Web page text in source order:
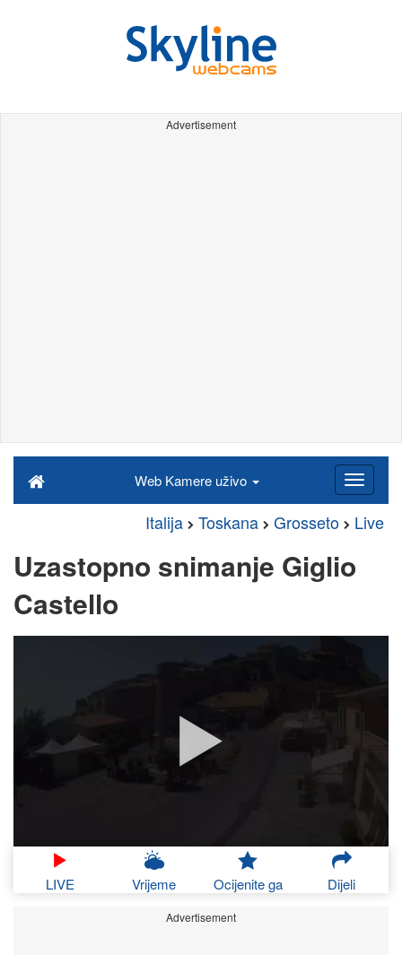
Advertisement
Web Kamere uživo
Italija Toskana Grosseto Live
Uzastopno snimanje Giglio
Castello
LIVE Vrijeme Ocijenite ga Dijeli
Advertisement